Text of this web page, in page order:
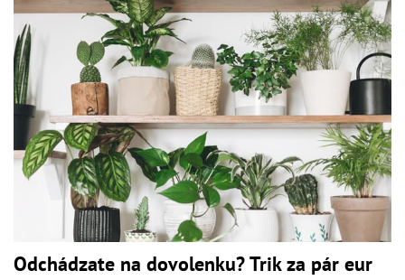
Odchádzate na dovolenku? Trik za pár eur